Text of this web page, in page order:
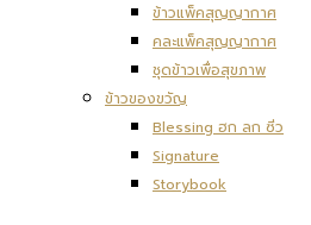
ข้าวแพ็คสุญญากาศ
คละแพ็คสุญญากาศ
ชุดข้าวเพื่อสุขภาพ
ข้าวของขวัญ
Blessing ฮก ลก ซิ่ว
Signature
Storybook